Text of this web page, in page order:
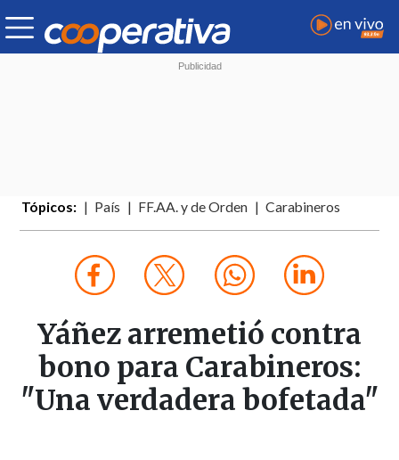
Tópicos: País FF.AA. y de Orden Carabineros
Yáñez arremetió contra
bono para Carabineros:
"Una verdadera bofetada"